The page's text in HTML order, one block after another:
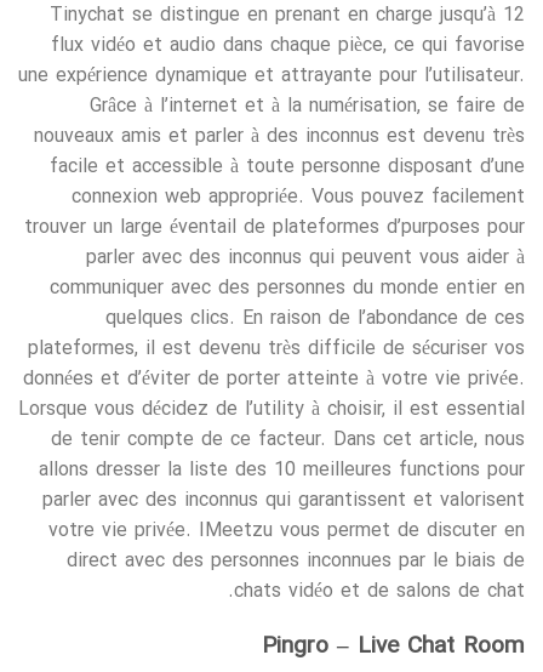
Tinychat se distingue en prenant en charge jusqu’à 12
flux vidéo et audio dans chaque pièce, ce qui favorise
une expérience dynamique et attrayante pour l’utilisateur.
Grâce à l’internet et à la numérisation, se faire de
nouveaux amis et parler à des inconnus est devenu très
facile et accessible à toute personne disposant d’une
connexion web appropriée. Vous pouvez facilement
trouver un large éventail de plateformes d’purposes pour
parler avec des inconnus qui peuvent vous aider à
communiquer avec des personnes du monde entier en
quelques clics. En raison de l’abondance de ces
plateformes, il est devenu très difficile de sécuriser vos
données et d’éviter de porter atteinte à votre vie privée.
Lorsque vous décidez de l’utility à choisir, il est essential
de tenir compte de ce facteur. Dans cet article, nous
allons dresser la liste des 10 meilleures functions pour
parler avec des inconnus qui garantissent et valorisent
votre vie privée. IMeetzu vous permet de discuter en
direct avec des personnes inconnues par le biais de
chats vidéo et de salons de chat.
Pingro – Live Chat Room